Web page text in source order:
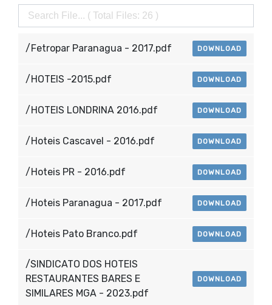
/Fetropar Paranagua - 2017.pdf DOWNLOAD
/HOTEIS -2015.pdf DOWNLOAD
/HOTEIS LONDRINA 2016.pdf DOWNLOAD
/Hoteis Cascavel - 2016.pdf DOWNLOAD
/Hoteis PR - 2016.pdf DOWNLOAD
/Hoteis Paranagua - 2017.pdf DOWNLOAD
/Hoteis Pato Branco.pdf DOWNLOAD
/SINDICATO DOS HOTEIS
RESTAURANTES BARES E
SIMILARES MGA - 2023.pdf
DOWNLOAD